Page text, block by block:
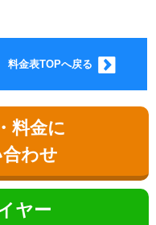
ョ
料金表TOPへ戻る
料金に
わせ
ヤー